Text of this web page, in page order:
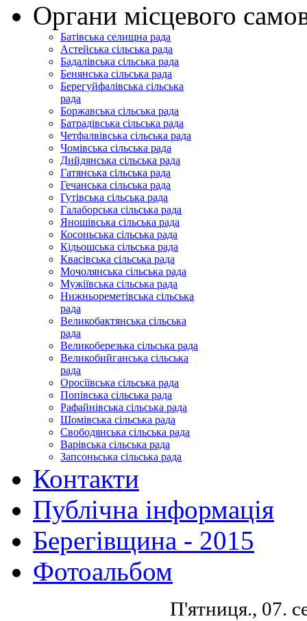
Органи місцевого
Батівська селищна рада
Астейська сільська рада
Бадалівська сільська рада
Бенянська сільська рада
Берегуйфалівська сільська
рада
Боржавська сільська рада
Батрадівська сільська рада
Четфалвівська сільська рада
Чомівська сільська рада
Дийдянська сільська рада
Гатянська сільська рада
Гечанська сільська рада
Гутівська сільська рада
Галаборська сільська рада
Яношівська сільська рада
Косоньська сільська рада
Кідьошська сільська рада
Квасівська сільська рада
Мочолянська сільська рада
Мужіївська сільська рада
Нижньореметівська сільська
рада
Великобактянська сільська
рада
Великоберезька сільська рада
Великобийганська сільська
рада
Оросіївська сільська рада
Попівська сільська рада
Рафайнівська сільська рада
Шомівська сільська рада
Свободянська сільська рада
Варівська сільська рада
Запсоньська сільська рада
Контакти
Публічна інформація
Берегівщина - 2015
Фотоальбом
П'ятниця., 07.